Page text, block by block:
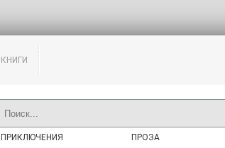
КНИГИ
ПРИКЛЮЧЕНИЯ
ПРОЗА